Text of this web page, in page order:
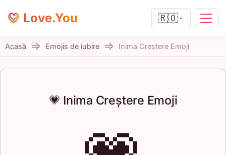
Love.You 🇷🇴
Acasă Emojis de iubire Inima Creștere Emoji
💗 Inima Creștere Emoji